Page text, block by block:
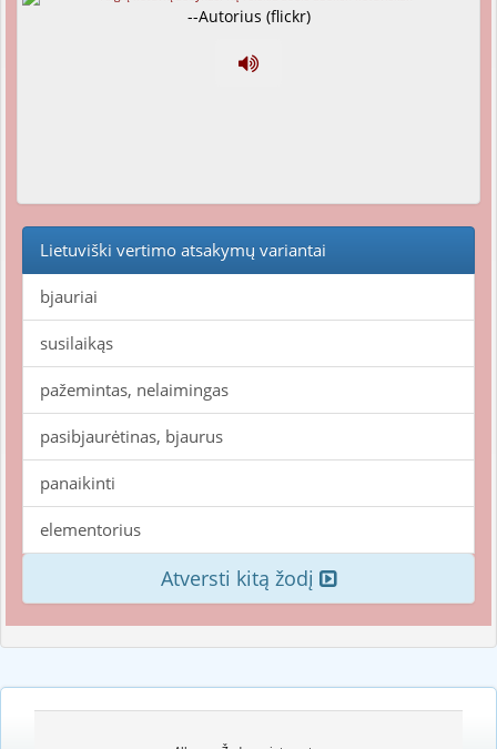
--Autorius (flickr)
Lietuviški vertimo atsakymų variantai
bjauriai
susilaikąs
pažemintas, nelaimingas
pasibjaurėtinas, bjaurus
panaikinti
elementorius
Atversti kitą žodį